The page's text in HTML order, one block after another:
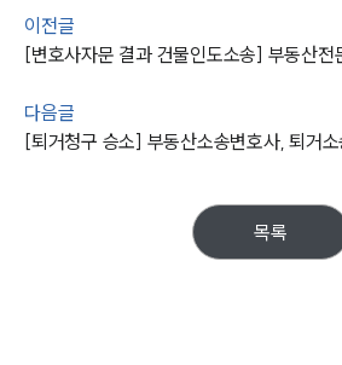
언론보도
법률서식
뉴스레터/브로슈
대륜법률상담예
이전글
다음글
목록